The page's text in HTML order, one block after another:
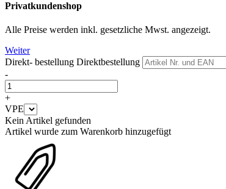
Privatkundenshop
Alle Preise werden inkl. gesetzliche Mwst. angezeigt.
Weiter
Direkt- bestellung Direktbestellung
-
+
VPE
Kein Artikel gefunden
Artikel wurde zum Warenkorb hinzugefügt